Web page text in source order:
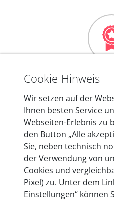
Mehr als 10
In den Kfz-
mehr als 10 Jahre
entwickeln wir unsere
Berlin laufend weiter.
heute mehr als
Cookie-Hinweis
Wir setzen auf der
Ihnen besten Service
Webseiten-Erlebnis zu
den Button „Alle
Sie, neben technisch
der Verwendung von
Cookies und
Pixel) zu. Unter dem
Einstellungen“ können